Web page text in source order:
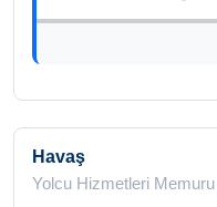
Havaş
Yolcu Hizmetleri Memuru